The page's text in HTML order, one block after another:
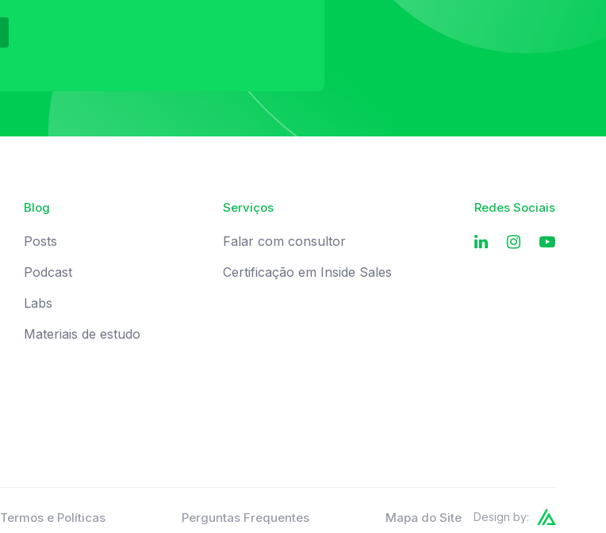
Blog
Posts
Podcast
Labs
Materiais de estudo
Serviços
Falar com consultor
Certificação em Inside Sales
Redes Sociais
Termos e Políticas Perguntas Frequentes Mapa do Site Design by: